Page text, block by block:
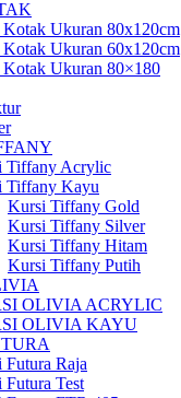
Ukuran 80x120cm
Ukuran 60x120cm
Kotak Ukuran 80×180
Tiffany Acrylic
Tiffany Kayu
Kursi Tiffany Gold
Kursi Tiffany Silver
Kursi Tiffany Hitam
Kursi Tiffany Putih
OLIVIA ACRYLIC
OLIVIA KAYU
Futura Raja
Futura Test